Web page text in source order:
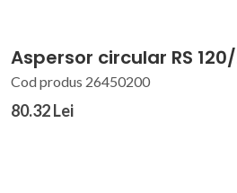
Aspersor circular RS
Cod produs 26450200
80.32 Lei